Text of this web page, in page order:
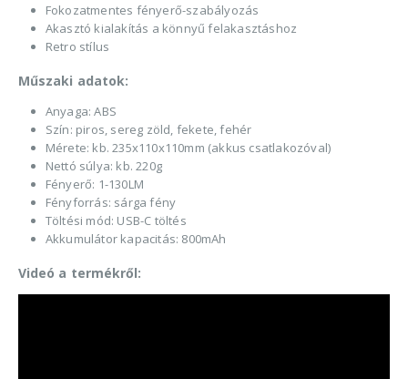
Fokozatmentes fényerő-szabályozás
Akasztó kialakítás a könnyű felakasztáshoz
Retro stílus
Műszaki adatok:
Anyaga: ABS
Szín: piros, sereg zöld, fekete, fehér
Mérete: kb. 235x110x110mm (akkus csatlakozóval)
Nettó súlya: kb. 220g
Fényerő: 1-130LM
Fényforrás: sárga fény
Töltési mód: USB-C töltés
Akkumulátor kapacitás: 800mAh
Videó a termékről: